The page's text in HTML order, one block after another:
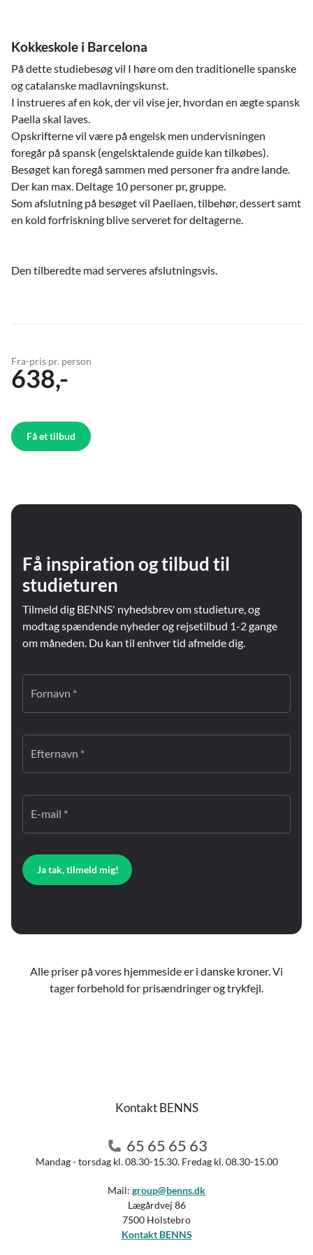
Kokkeskole i Barcelona
På dette studiebesøg vil I høre om den traditionelle spanske
og catalanske madlavningskunst.
I instrueres af en kok, der vil vise jer, hvordan en ægte spansk
Paella skal laves.
Opskrifterne vil være på engelsk men undervisningen
foregår på spansk (engelsktalende guide kan tilkøbes).
Besøget kan foregå sammen med personer fra andre lande.
Der kan max. Deltage 10 personer pr, gruppe.
Som afslutning på besøget vil Paellaen, tilbehør, dessert samt
en kold forfriskning blive serveret for deltagerne.
Den tilberedte mad serveres afslutningsvis.
Fra-pris pr. person
638,-
Få et tilbud
Få inspiration og tilbud til
studieturen
Tilmeld dig BENNS' nyhedsbrev om studieture, og
modtag spændende nyheder og rejsetilbud 1-2 gange
om måneden. Du kan til enhver tid afmelde dig.
Fornavn *
Efternavn *
E-mail *
Ja tak, tilmeld mig!
Alle priser på vores hjemmeside er i danske kroner. Vi
tager forbehold for prisændringer og trykfejl.
Kontakt BENNS
65 65 65 63
Mandag - torsdag kl. 08.30-15.30. Fredag kl. 08.30-15.00
Mail: group@benns.dk
Lægårdvej 86
7500 Holstebro
Kontakt BENNS